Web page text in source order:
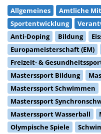
Allgemeines Amtliche
Sportentwicklung
Anti-Doping
Bildung
Europameisterschaft (EM)
Freizeit- &
Masterssport Bildung
Masterssport Schwimmen
Masterssport
Masterssport Wasserball
Olympische Spiele